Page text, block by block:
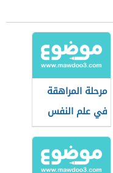
مرحلة المراهقة
في علم النفس